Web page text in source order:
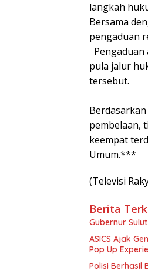
langkah
Bersama
pengaduan
pula jalur
tersebut.
pembelaan,
keempat
Umum.***
(Televisi
Berita
ASICS Ajak
Pop Up
Polisi Berhasil